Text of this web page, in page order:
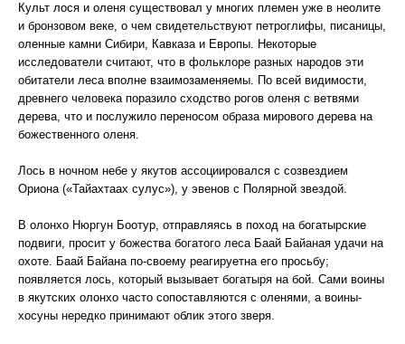
Культ лося и оленя существовал у многих племен уже в неолите
и бронзовом веке, о чем свидетельствуют петроглифы, писаницы,
оленные камни Сибири, Кавказа и Европы. Некоторые
исследователи считают, что в фольклоре разных народов эти
обитатели леса вполне взаимозаменяемы. По всей видимости,
древнего человека поразило сходство рогов оленя с ветвями
дерева, что и послужило переносом образа мирового дерева на
божественного оленя.
Лось в ночном небе у якутов ассоциировался с созвездием
Ориона («Тайахтаах сулус»), у эвенов с Полярной звездой.
В олонхо Нюргун Боотур, отправляясь в поход на богатырские
подвиги, просит у божества богатого леса Баай Байаная удачи на
охоте. Баай Байана по-своему реагируетна его просьбу;
появляется лось, который вызывает богатыря на бой. Сами воины
в якутских олонхо часто сопоставляются с оленями, а воины-
хосуны нередко принимают облик этого зверя.